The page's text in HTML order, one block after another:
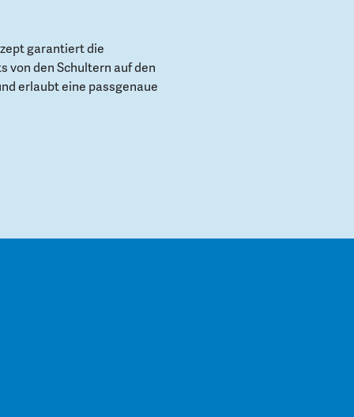
garantiert die
von den Schultern auf den
erlaubt eine passgenaue